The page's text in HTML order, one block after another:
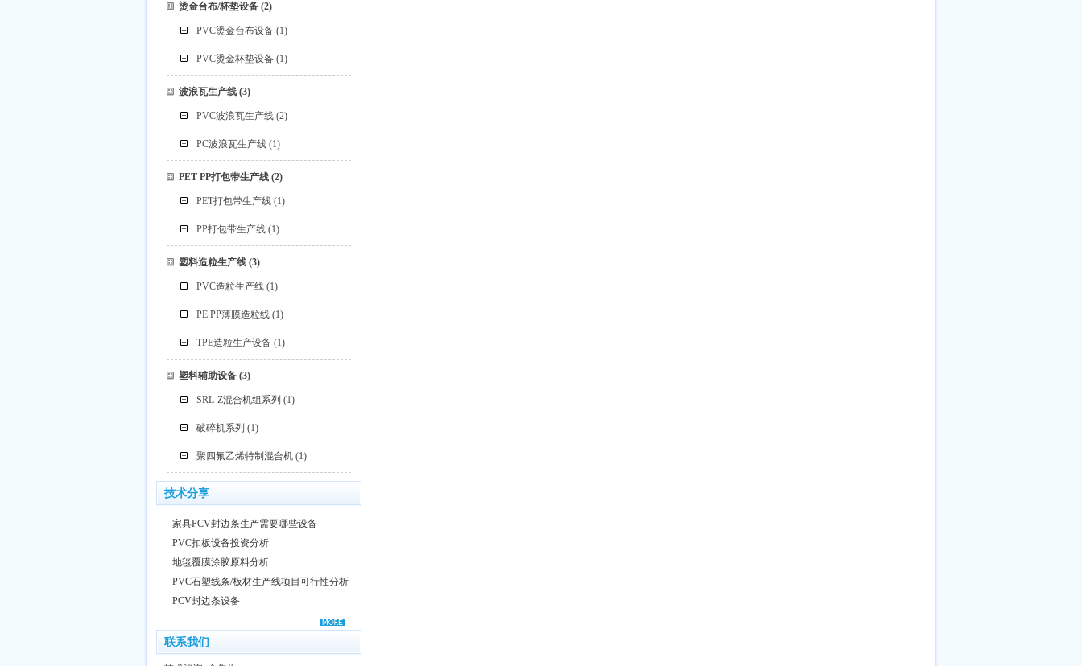
烫金台布/杯垫设备(2)
PVC烫金台布设备 (1)
PVC烫金杯垫设备 (1)
波浪瓦生产线(3)
PVC波浪瓦生产线 (2)
PC波浪瓦生产线 (1)
PET PP打包带生产线(2)
PET打包带生产线 (1)
PP打包带生产线 (1)
塑料造粒生产线(3)
PVC造粒生产线 (1)
PE PP薄膜造粒线 (1)
TPE造粒生产设备 (1)
塑料辅助设备(3)
SRL-Z混合机组系列 (1)
破碎机系列 (1)
聚四氟乙烯特制混合机 (1)
技术分享
家具PCV封边条生产需要哪些设备
PVC扣板设备投资分析
地毯覆膜涂胶原料分析
PVC石塑线条/板材生产线项目可行性分析
PCV封边条设备
联系我们